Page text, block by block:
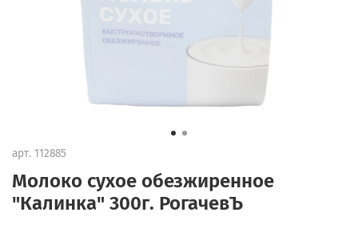
арт. 112885
Молоко сухое обезжиренное
"Калинка" 300г. РогачевЪ